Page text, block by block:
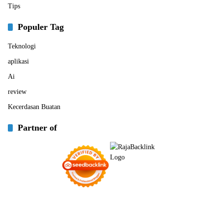
Tips
Populer Tag
Teknologi
aplikasi
Ai
review
Kecerdasan Buatan
Partner of